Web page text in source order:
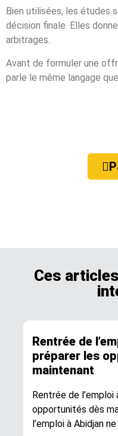
Bien utilisées, les études
décision finale. Elles
arbitrages.
Avant de formuler une
parle le même langage
Ces
Rentrée de
préparer les
maintenant
Rentrée de l’emploi
opportunités dès
l’emploi à Abidjan